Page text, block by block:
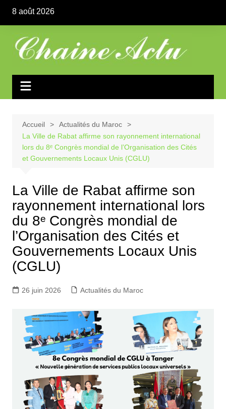
contenu
8 août 2026
Accueil
Actualités du Maroc
La Ville de Rabat affirme son rayonnement international
lors du 8ᵉ Congrès mondial de l’Organisation des Cités
et Gouvernements Locaux Unis (CGLU)
La Ville de Rabat affirme son
rayonnement international lors
du 8ᵉ Congrès mondial de
l’Organisation des Cités et
Gouvernements Locaux Unis
(CGLU)
26 juin 2026 Actualités du Maroc